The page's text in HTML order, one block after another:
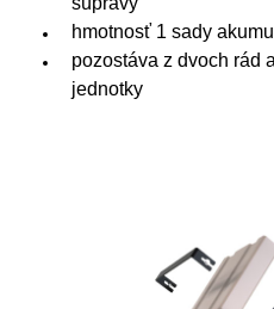
hmotnosť 1 sady
pozostáva z dvoch rád
jednotky